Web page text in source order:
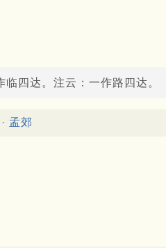
四达。注云：一作路四达。
孟郊